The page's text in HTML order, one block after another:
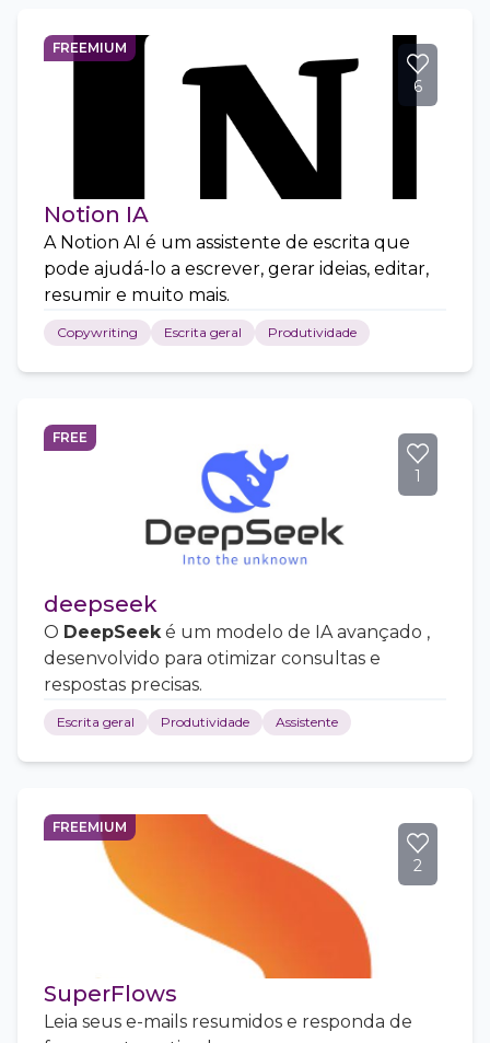
FREEMIUM
6
Notion IA
A Notion AI é um assistente de escrita que
pode ajudá-lo a escrever, gerar ideias, editar,
resumir e muito mais.
Copywriting Escrita geral Produtividade
FREE
1
deepseek
O DeepSeeké um modelo de IA avançado ,
desenvolvido para otimizar consultas e
respostas precisas.
Escrita geral Produtividade Assistente
FREEMIUM
2
SuperFlows
Leia seus e-mails resumidos e responda de